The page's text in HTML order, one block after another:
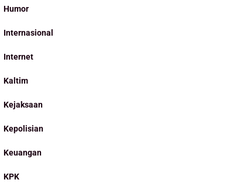
Humor
Internasional
Internet
Kaltim
Kejaksaan
Kepolisian
Keuangan
KPK